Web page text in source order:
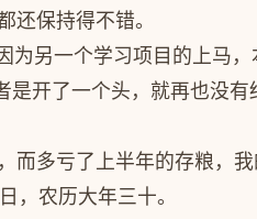
还保持得不错。
另一个学习项目的上马
开了一个头，就再也没有
而多亏了上半年的存粮，我
，农历大年三十。